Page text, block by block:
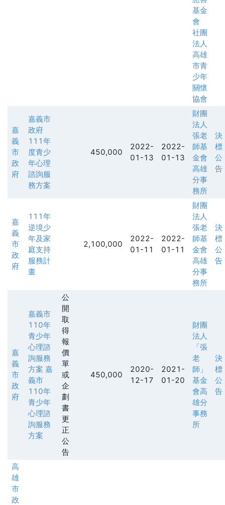
基金
會
社團
法人
高雄
市青
少年
關懷
協會
嘉
義
市
政
府
嘉義市
政府
111年
度青少
年心理
諮詢服
務方案
450,000
2022-
01-13
2022-
01-13
財團
法人
張老
師基
金會
高雄
分事
務所
決
標
公
告
嘉
義
市
政
府
111年
逆境少
年及家
庭支持
服務計
畫
2,100,000
2022-
01-11
2022-
01-11
財團
法人
張老
師基
金會
高雄
分事
務所
決
標
公
告
嘉
義
市
政
府
嘉義市
110年
青少年
心理諮
詢服務
方案 嘉
義市
110年
青少年
心理諮
詢服務
方案
公
開
取
得
報
價
單
或
企
劃
書
更
正
公
告
450,000
2020-
12-17
2021-
01-20
財團
法人
「張
老
師」
基金
會高
雄分
事務
所
決
標
公
告
高
雄
市
政